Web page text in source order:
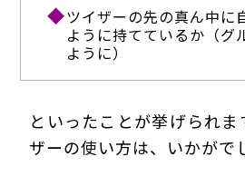
ツイザーの先の真ん中に
ように持てているか（グ
ように）
といったことが挙げられま
ザーの使い方は、いかがで